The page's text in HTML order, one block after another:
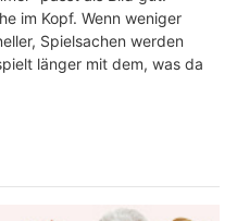
im Kopf. Wenn weniger
Spielsachen werden
länger mit dem, was da